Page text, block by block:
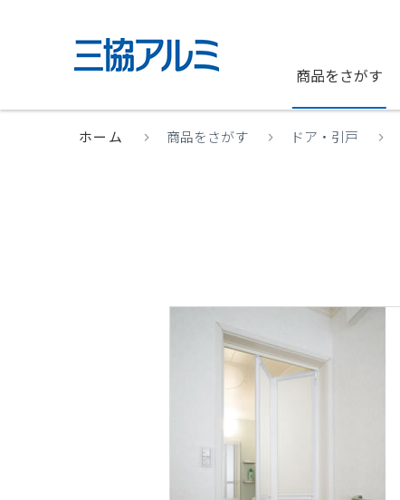
商品をさがす
ホーム 商品をさがす ドア・引戸